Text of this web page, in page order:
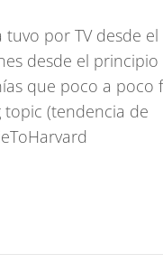
por TV desde el
desde el
que poco a poco
(tendencia de